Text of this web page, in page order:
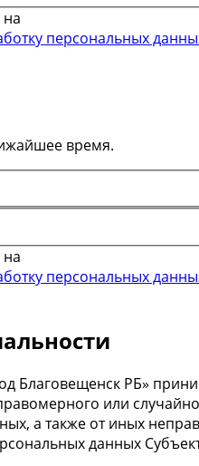
персональных
время.
персональных
Благовещенск РБ»
или
а также от иных
данных